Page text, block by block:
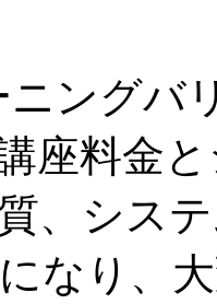
ニングバ
座料金
、シス
なり、